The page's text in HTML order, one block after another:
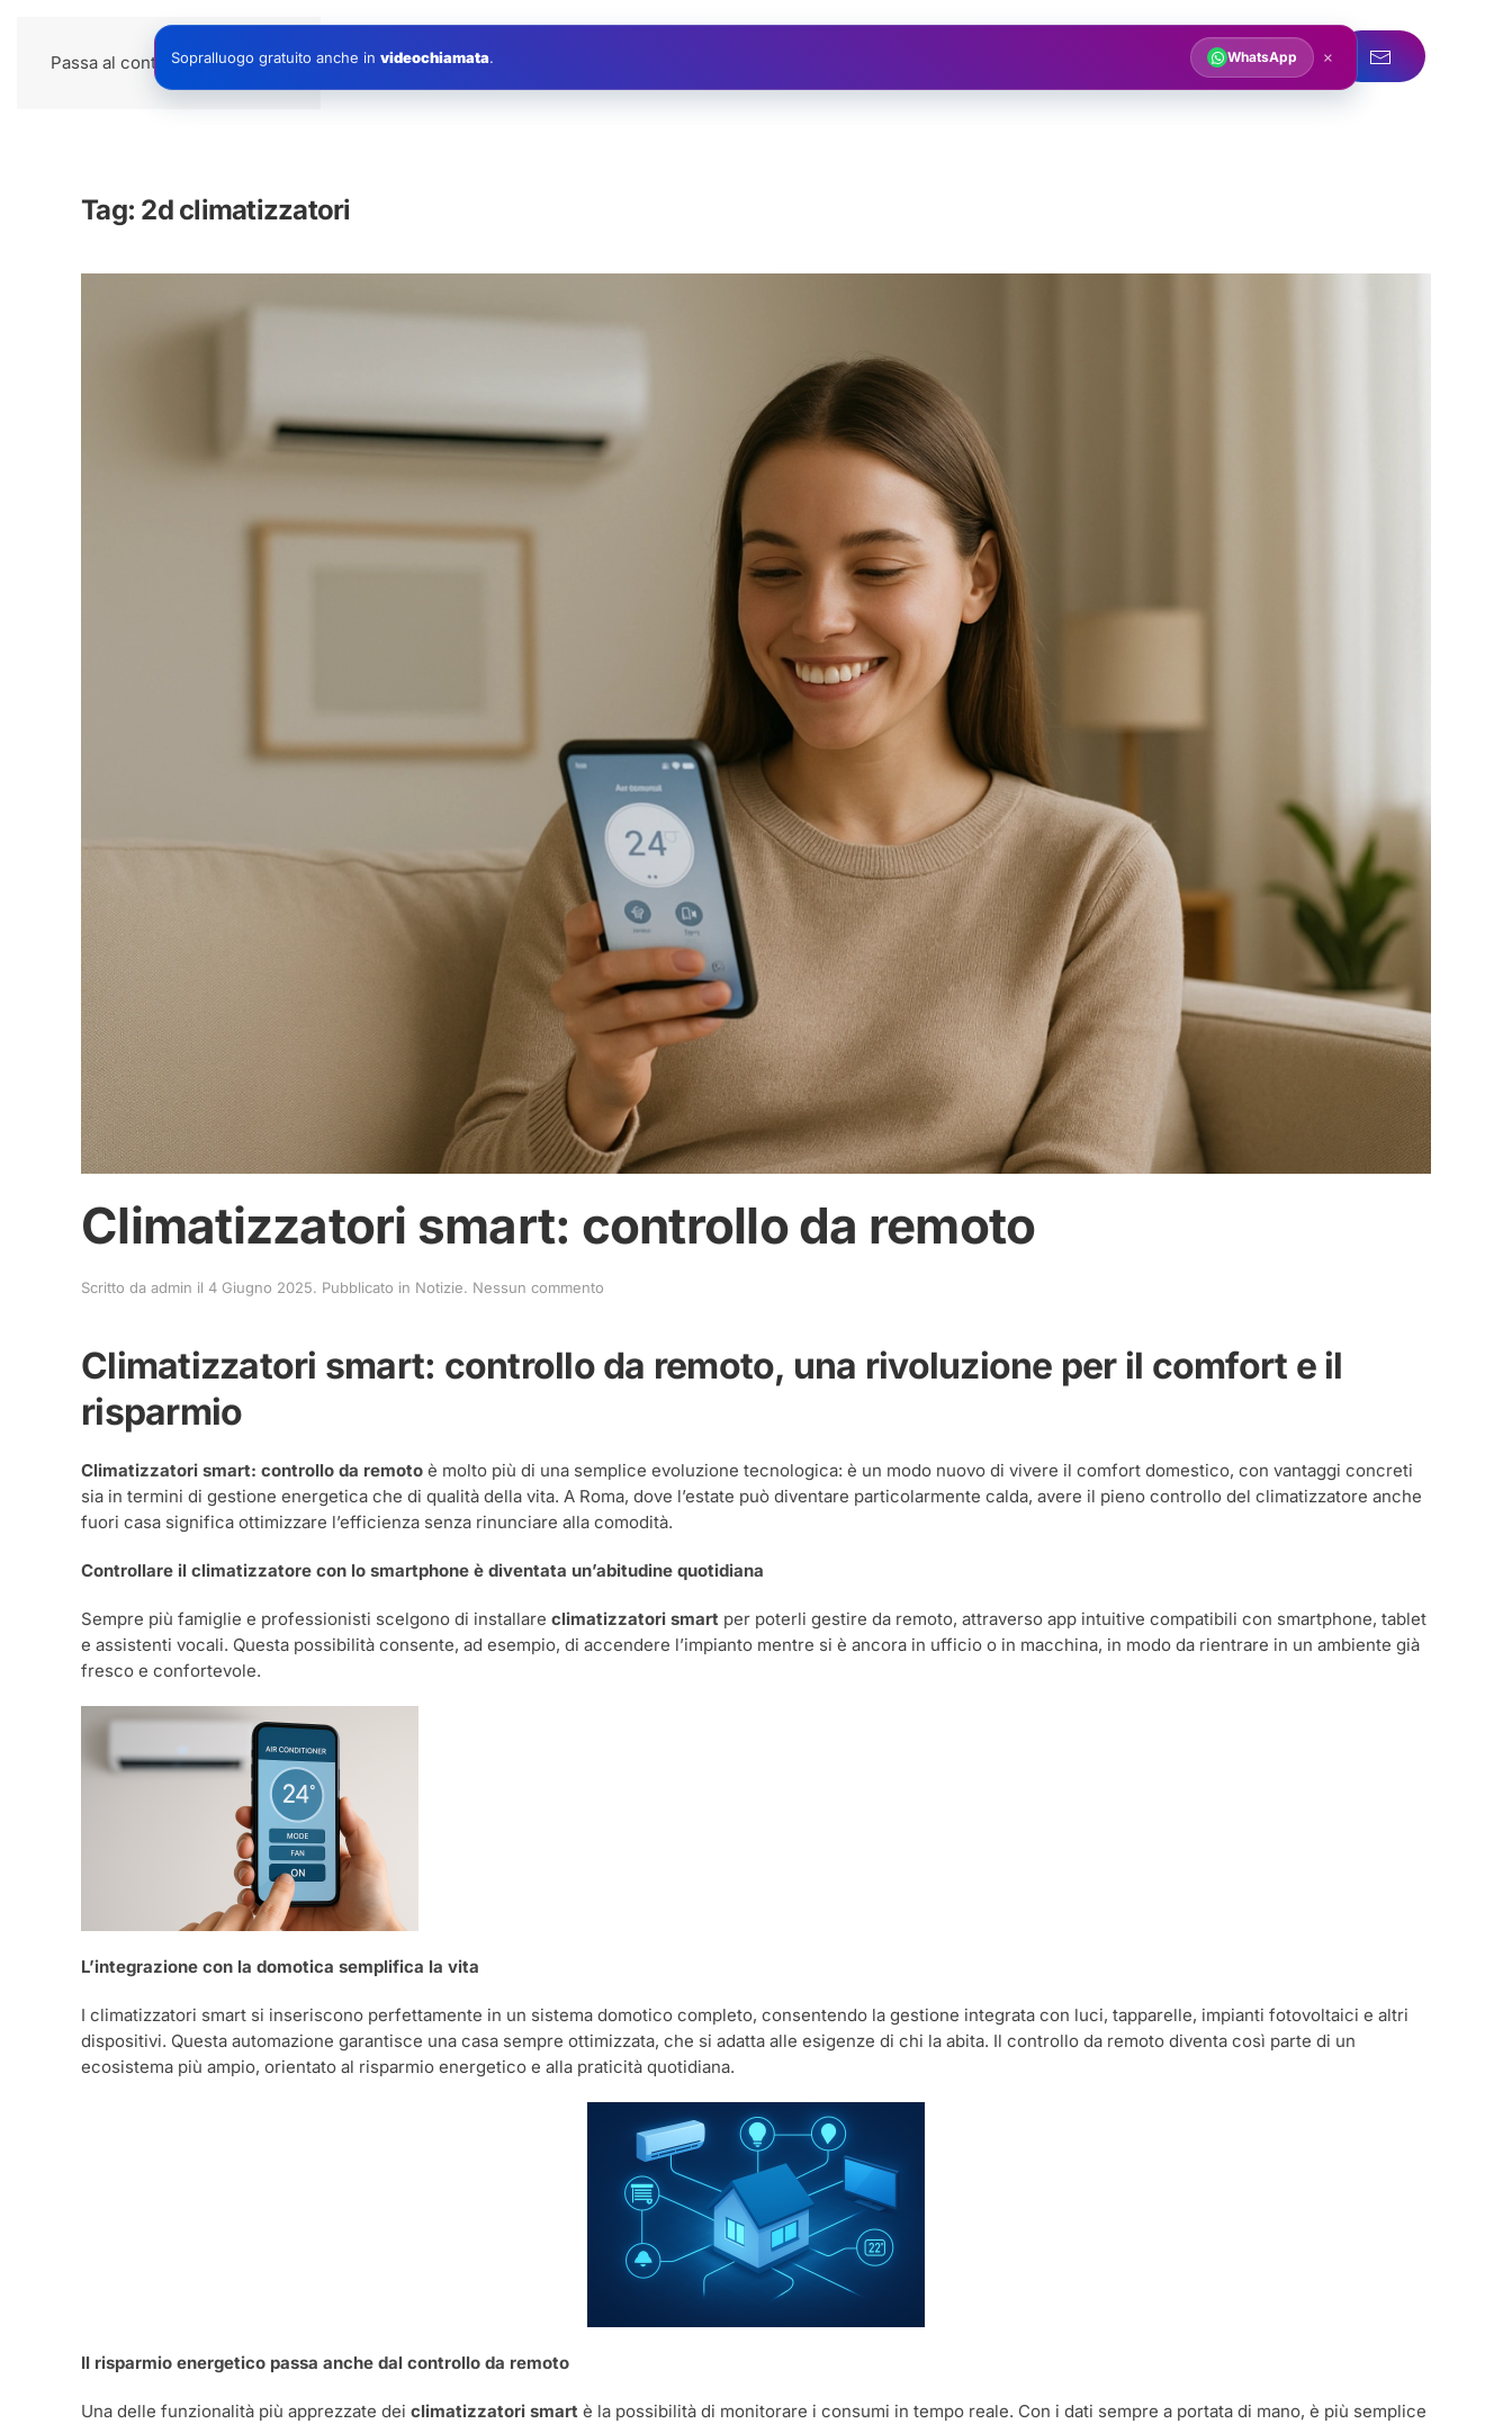
Passa al contenuto principale Impianti Servizi idraulici
Tag: 2d climatizzatori
Climatizzatori smart: controllo da remoto
Scritto da admin il 4 Giugno 2025. Pubblicato in Notizie. Nessun commento
controllo
da
Climatizzatori smart: controllo da remoto, una rivoluzione per il comfort e il
risparmio
Climatizzatori smart: controllo da remoto è molto più di una semplice evoluzione tecnologica: è un modo nuovo di vivere il comfort domestico, con vantaggi concreti
sia in termini di gestione energetica che di qualità della vita. A Roma, dove l’estate può diventare particolarmente calda, avere il pieno controllo del climatizzatore anche
fuori casa significa ottimizzare l’efficienza senza rinunciare alla comodità.
Controllare il climatizzatore con lo smartphone è diventata un’abitudine quotidiana
Sempre più famiglie e professionisti scelgono di installare climatizzatori smart per poterli gestire da remoto, attraverso app intuitive compatibili con smartphone, tablet
e assistenti vocali. Questa possibilità consente, ad esempio, di accendere l’impianto mentre si è ancora in ufficio o in macchina, in modo da rientrare in un ambiente già
fresco e confortevole.
L’integrazione con la domotica semplifica la vita
I climatizzatori smart si inseriscono perfettamente in un sistema domotico completo, consentendo la gestione integrata con luci, tapparelle, impianti fotovoltaici e altri
dispositivi. Questa automazione garantisce una casa sempre ottimizzata, che si adatta alle esigenze di chi la abita. Il controllo da remoto diventa così parte di un
ecosistema più ampio, orientato al risparmio energetico e alla praticità quotidiana.
Il risparmio energetico passa anche dal controllo da remoto
Una delle funzionalità più apprezzate dei climatizzatori smart è la possibilità di monitorare i consumi in tempo reale. Con i dati sempre a portata di mano, è più semplice
Sopralluogo gratuito anche in videochiamata. WhatsApp ×